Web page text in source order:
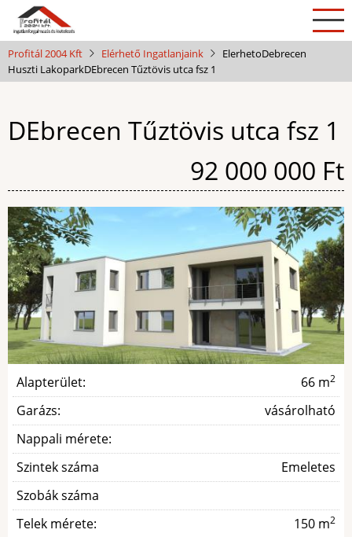
Ugrás
tartalomra
Profitál 2004 Kft Elérhető Ingatlanjaink ElerhetoDebrecen
Huszti LakoparkDEbrecen Tűztövis utca fsz 1
DEbrecen Tűztövis utca fsz 1
92 000 000 Ft
Kép
Alapterület: 66 m2
Garázs:
vásárolható
Nappali mérete:
Szintek száma
Emeletes
Szobák száma
Telek mérete:
150 m2